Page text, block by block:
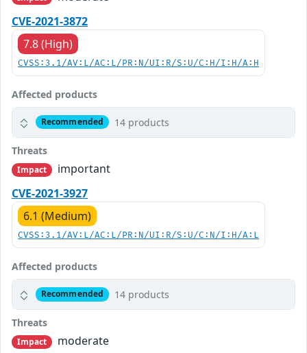
CVE-2021-3872
7.8 (High)
CVSS:3.1/AV:L/AC:L/PR:N/UI:R/S:U/C:H/I:H/A:H
Affected products
Recommended 14 products
Threats
Impact
important
CVE-2021-3927
6.1 (Medium)
CVSS:3.1/AV:L/AC:L/PR:N/UI:R/S:U/C:N/I:H/A:L
Affected products
Recommended 14 products
Threats
Impact
moderate